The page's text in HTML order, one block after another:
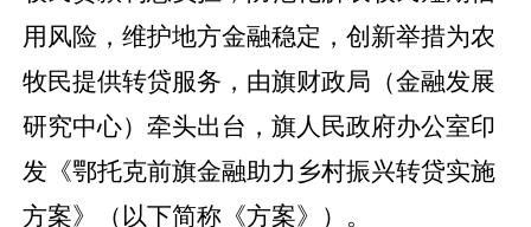
用风险，维护地方金融稳定，创新举措为农
牧民提供转贷服务，由旗财政局（金融发展
研究中心）牵头出台，旗人民政府办公室印
发《鄂托克前旗金融助力乡村振兴转贷实施
方案》（以下简称《方案》）。